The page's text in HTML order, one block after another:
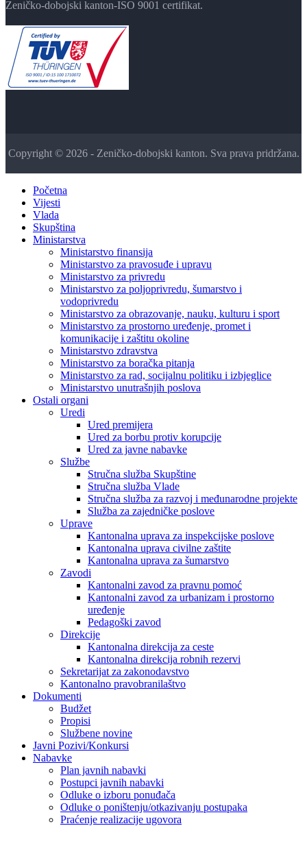
Zeničko-dobojski kanton-ISO 9001 certifikat.
Copyright © 2026 - Zeničko-dobojski kanton. Sva prava pridržana.
Početna
Vijesti
Vlada
Skupština
Ministarstva
Ministarstvo finansija
Ministarstvo za pravosuđe i upravu
Ministarstvo za privredu
Ministarstvo za poljoprivredu, šumarstvo i
vodoprivredu
Ministarstvo za obrazovanje, nauku, kulturu i sport
Ministarstvo za prostorno uređenje, promet i
komunikacije i zaštitu okoline
Ministarstvo zdravstva
Ministarstvo za boračka pitanja
Ministarstvo za rad, socijalnu politiku i izbjeglice
Ministarstvo unutrašnjih poslova
Ostali organi
Uredi
Ured premijera
Ured za borbu protiv korupcije
Ured za javne nabavke
Službe
Stručna služba Skupštine
Stručna služba Vlade
Stručna služba za razvoj i međunarodne projekte
Služba za zajedničke poslove
Uprave
Kantonalna uprava za inspekcijske poslove
Kantonalna uprava civilne zaštite
Kantonalna uprava za šumarstvo
Zavodi
Kantonalni zavod za pravnu pomoć
Kantonalni zavod za urbanizam i prostorno
uređenje
Pedagoški zavod
Direkcije
Kantonalna direkcija za ceste
Kantonalna direkcija robnih rezervi
Sekretarijat za zakonodavstvo
Kantonalno pravobranilaštvo
Dokumenti
Budžet
Propisi
Službene novine
Javni Pozivi/Konkursi
Nabavke
Plan javnih nabavki
Postupci javnih nabavki
Odluke o izboru ponuđača
Odluke o poništenju/otkazivanju postupaka
Praćenje realizacije ugovora